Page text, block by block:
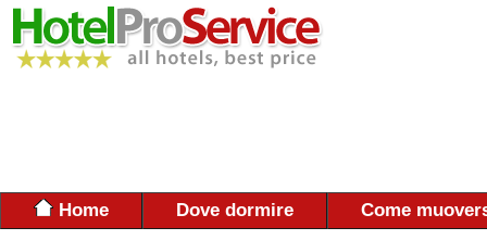
Home Dove dormire Come